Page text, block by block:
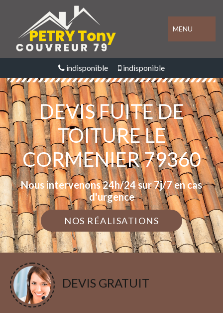
MENU
indisponible indisponible
DEVIS FUITE DE
TOITURE LE
CORMENIER 79360
Nous intervenons 24h/24 sur 7j/7 en cas
d'urgence
NOS RÉALISATIONS
DEVIS GRATUIT